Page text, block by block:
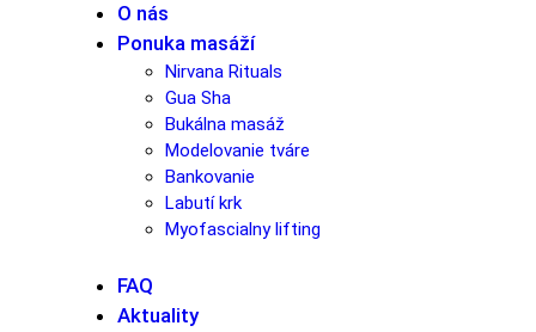
O nás
Ponuka masáží
Nirvana Rituals
Gua Sha
Bukálna masáž
Modelovanie tváre
Bankovanie
Labutí krk
Myofascialny lifting
FAQ
Aktuality